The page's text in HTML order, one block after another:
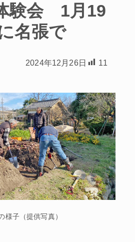
験会 1月19
名張で
2024年12月26日 11
様子（提供写真）